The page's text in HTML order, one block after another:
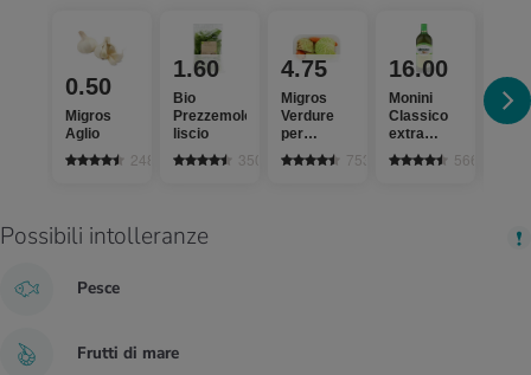
0.50
Migros
Aglio
2485
1.60
Bio
Prezzemolo
liscio
350
4.75
Migros
Verdure
per
minestrone753
16.00
Monini
Classico
extra
vergine
566
aha!
Possibili intolleranze
Pesce
Frutti di mare